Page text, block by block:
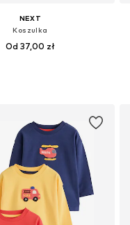
NEXT
Koszulka
Od 37,00 zł